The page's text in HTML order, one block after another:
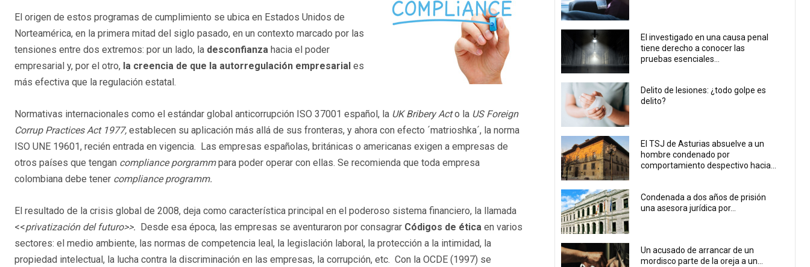
El origen de estos programas de cumplimiento se ubica en Estados Unidos de
Norteamérica, en la primera mitad del siglo pasado, en un contexto marcado por las
tensiones entre dos extremos: por un lado, la desconfianza hacia el poder
empresarial y, por el otro, la creencia de que la autorregulación empresarial es
más efectiva que la regulación estatal.
Normativas internacionales como el estándar global anticorrupción ISO 37001 español, la UK Bribery Acto la US Foreign
Corrup Practices Act 1977, establecen su aplicación más allá de sus fronteras, y ahora con efecto ´matrioshka´, la norma
ISO UNE 19601, recién entrada en vigencia.
Las empresas españolas, británicas o americanas exigen a empresas de
otros países que tengan compliance porgrammpara poder operar con ellas. Se recomienda que toda empresa
colombiana debe tener compliance programm.
El resultado de la crisis global de 2008, deja como característica principal en el poderoso sistema financiero, la llamada
<<privatización del futuro>>. Desde esa época, las empresas se aventuraron por consagrar Códigos de ética en varios
sectores: el medio ambiente, las normas de competencia leal, la legislación laboral, la protección a la intimidad, la
propiedad intelectual, la lucha contra la discriminación en las empresas, la corrupción, etc. Con la OCDE (1997) se
El investigado en una causa penal
tiene derecho a conocer las
pruebas esenciales...
Delito de lesiones: ¿todo golpe es
delito?
El TSJ de Asturias absuelve a un
hombre condenado por
comportamiento despectivo hacia...
Condenada a dos años de prisión
una asesora jurídica por...
Un acusado de arrancar de un
mordisco parte de la oreja a un...